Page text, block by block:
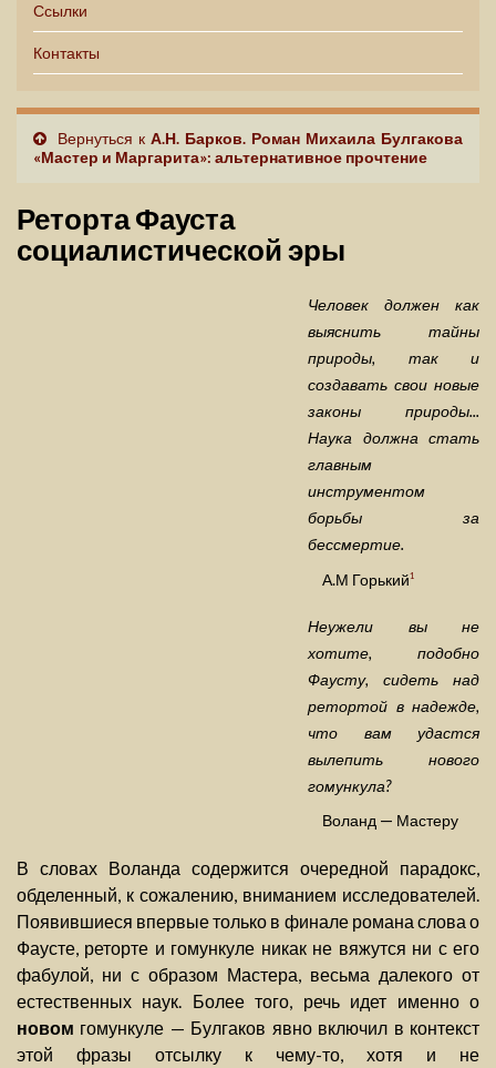
Ссылки
Контакты
Вернуться к А.Н. Барков. Роман Михаила Булгакова
«Мастер и Маргарита»: альтернативное прочтение
Реторта Фауста
социалистической эры
Человек должен как
выяснить тайны
природы, так и
создавать свои новые
законы природы...
Наука должна стать
главным
инструментом
борьбы за
бессмертие.
А.М Горький1
Неужели вы не
хотите, подобно
Фаусту, сидеть над
ретортой в надежде,
что вам удастся
вылепить нового
гомункула?
Воланд — Мастеру
В словах Воланда содержится очередной парадокс,
обделенный, к сожалению, вниманием исследователей.
Появившиеся впервые только в финале романа слова о
Фаусте, реторте и гомункуле никак не вяжутся ни с его
фабулой, ни с образом Мастера, весьма далекого от
естественных наук. Более того, речь идет именно о
новом гомункуле — Булгаков явно включил в контекст
этой фразы отсылку к чему-то, хотя и не